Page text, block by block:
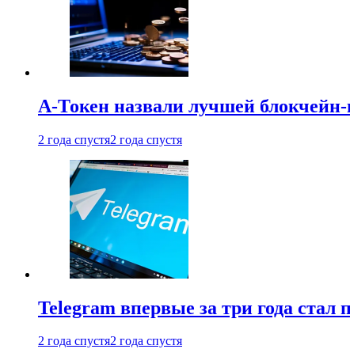
А-Токен назвали лучшей
2 года спустя2 года спустя
Telegram впервые за три года
2 года спустя2 года спустя